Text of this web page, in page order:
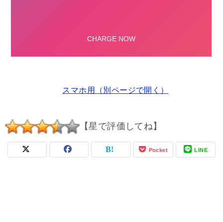
スマホ用（別ページで開く）
【星で評価してね】
Pocket LINE